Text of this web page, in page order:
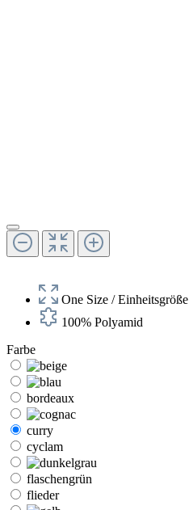
One Size / Einheitsgröße
100% Polyamid
Farbe
bordeaux
curry
cyclam
flaschengrün
flieder